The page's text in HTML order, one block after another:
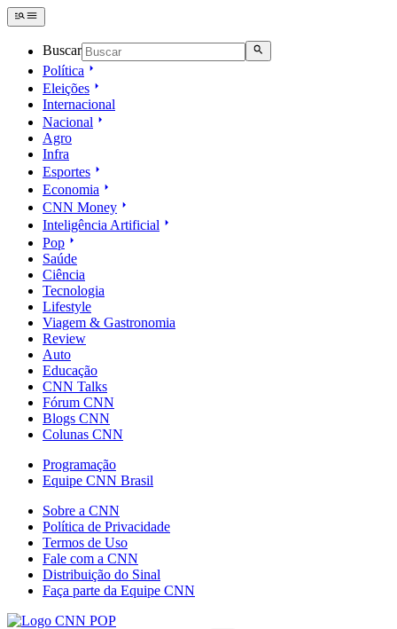
Buscar
Política
Eleições
Internacional
Nacional
Agro
Infra
Esportes
Economia
CNN Money
Inteligência Artificial
Pop
Saúde
Ciência
Tecnologia
Lifestyle
Viagem & Gastronomia
Review
Auto
Educação
CNN Talks
Fórum CNN
Blogs CNN
Colunas CNN
Programação
Equipe CNN Brasil
Sobre a CNN
Política de Privacidade
Termos de Uso
Fale com a CNN
Distribuição do Sinal
Faça parte da Equipe CNN